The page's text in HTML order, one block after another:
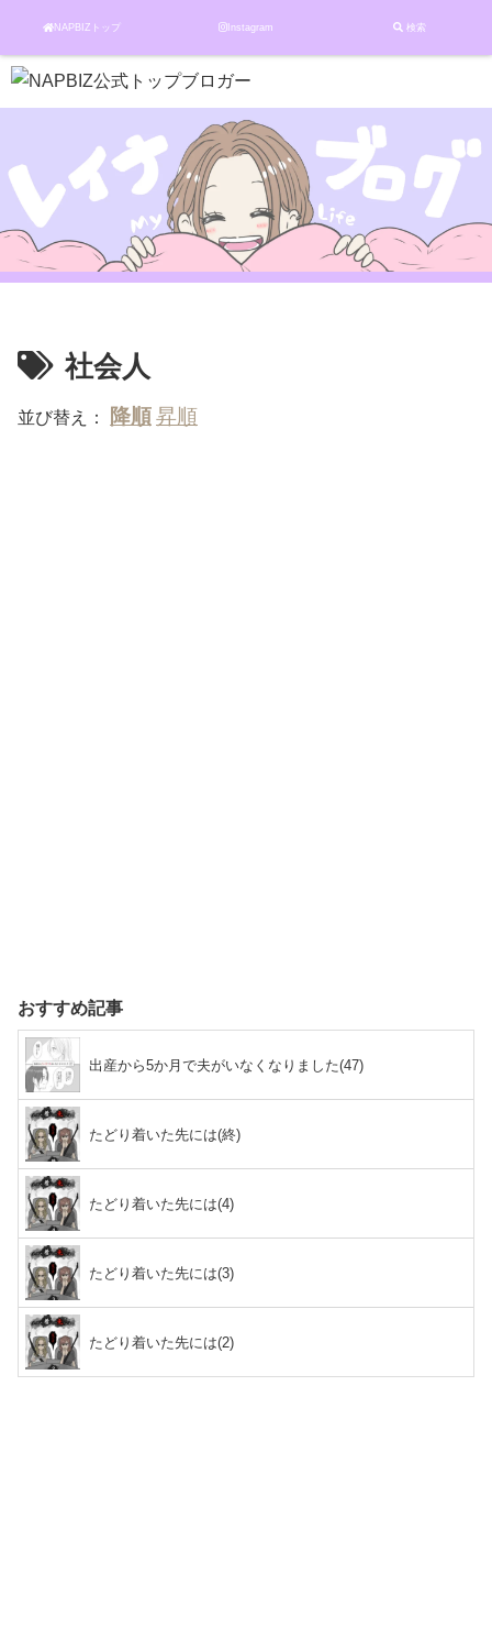
NAPBIZトップ Instagram 検索
社会人
並び替え：
おすすめ記事
出産から5か月で夫がいなくなりました(47)
たどり着いた先には(終)
たどり着いた先には(4)
たどり着いた先には(3)
たどり着いた先には(2)